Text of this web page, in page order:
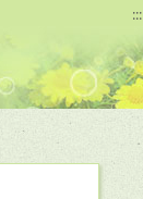
:::